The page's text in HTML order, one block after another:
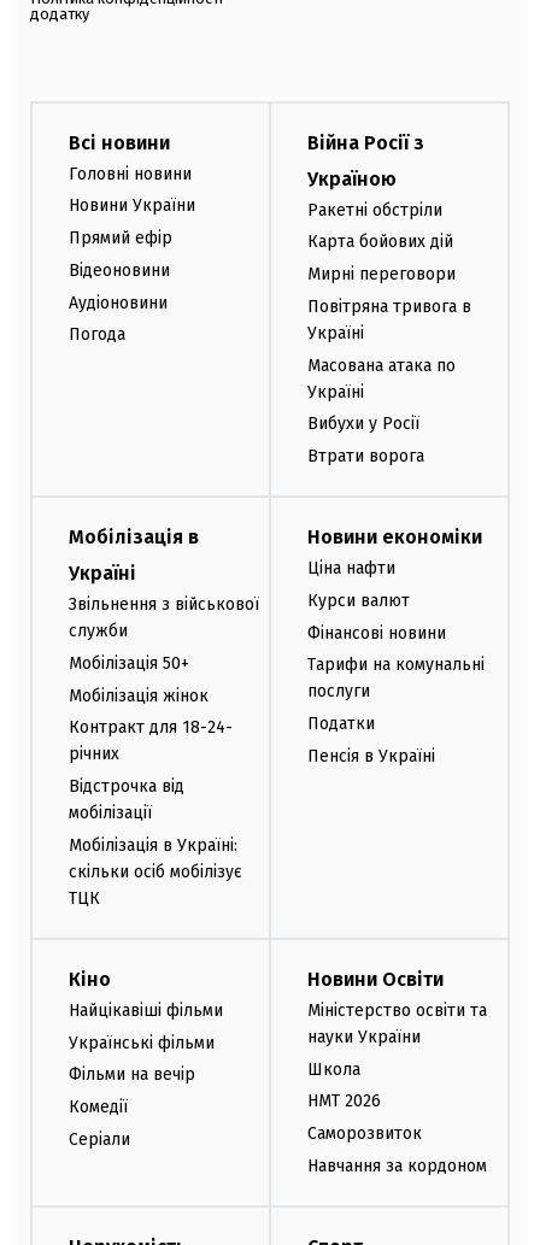
додатку
Всі новини
Головні новини
Новини України
Прямий ефір
Відеоновини
Аудіоновини
Погода
Війна Росії з
Україною
Ракетні обстріли
Карта бойових дій
Мирні переговори
Повітряна тривога в
Україні
Масована атака по
Україні
Вибухи у Росії
Втрати ворога
Мобілізація в
Україні
Звільнення з військової
служби
Мобілізація 50+
Мобілізація жінок
Контракт для 18-24-
річних
Відстрочка від
мобілізації
Мобілізація в Україні:
скільки осіб мобілізує
ТЦК
Новини економіки
Ціна нафти
Курси валют
Фінансові новини
Тарифи на комунальні
послуги
Податки
Пенсія в Україні
Кіно
Найцікавіші фільми
Українські фільми
Фільми на вечір
Комедії
Серіали
Новини Освіти
Міністерство освіти та
науки України
Школа
НМТ 2026
Саморозвиток
Навчання за кордоном